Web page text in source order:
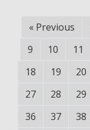
« Previous
9
10 11
18
19 20
27
28 29
36
37 38